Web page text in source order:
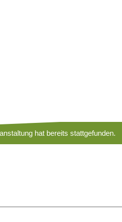
hat bereits stattgefunden.